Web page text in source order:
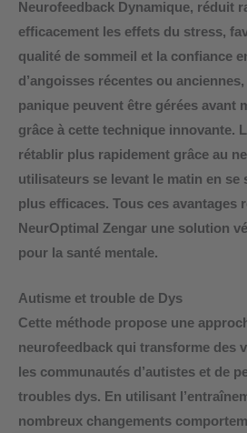
Neurofeedback Dynamique, réduit
efficacement les effets du stress,
qualité de sommeil et la confiance
d’angoisses récentes ou
panique peuvent être gérées avant
grâce à cette technique innovante.
rétablir plus rapidement grâce au
utilisateurs se levant le matin en se
plus efficaces. Tous ces avantages
NeurOptimal Zengar une solution
pour la santé mentale.
Autisme et trouble de Dys
Cette méthode propose une
neurofeedback qui transforme des
les communautés d’autistes et de
troubles dys. En utilisant
nombreux changements